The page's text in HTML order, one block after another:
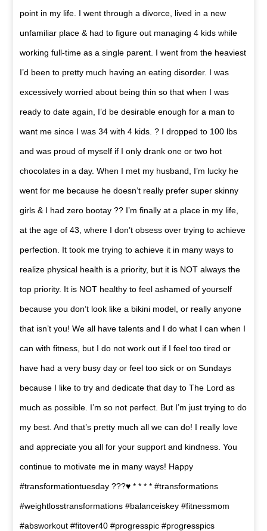
point in my life. I went through a divorce, lived in a new
unfamiliar place & had to figure out managing 4 kids while
working full-time as a single parent. I went from the heaviest
I’d been to pretty much having an eating disorder. I was
excessively worried about being thin so that when I was
ready to date again, I’d be desirable enough for a man to
want me since I was 34 with 4 kids. ? I dropped to 100 lbs
and was proud of myself if I only drank one or two hot
chocolates in a day. When I met my husband, I’m lucky he
went for me because he doesn’t really prefer super skinny
girls & I had zero bootay ?? I’m finally at a place in my life,
at the age of 43, where I don’t obsess over trying to achieve
perfection. It took me trying to achieve it in many ways to
realize physical health is a priority, but it is NOT always the
top priority. It is NOT healthy to feel ashamed of yourself
because you don’t look like a bikini model, or really anyone
that isn’t you! We all have talents and I do what I can when I
can with fitness, but I do not work out if I feel too tired or
have had a very busy day or feel too sick or on Sundays
because I like to try and dedicate that day to The Lord as
much as possible. I’m so not perfect. But I’m just trying to do
my best. And that’s pretty much all we can do! I really love
and appreciate you all for your support and kindness. You
continue to motivate me in many ways! Happy
#transformationtuesday ???♥️ * * * * #transformations
#weightlosstransformations #balanceiskey #fitnessmom
#absworkout #fitover40 #progresspic #progresspics